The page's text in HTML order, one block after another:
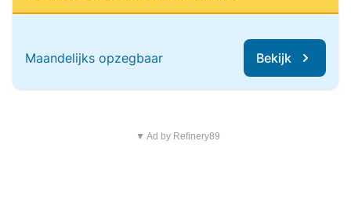
Maandelijks opzegbaar Bekijk
▼ Ad by Refinery89